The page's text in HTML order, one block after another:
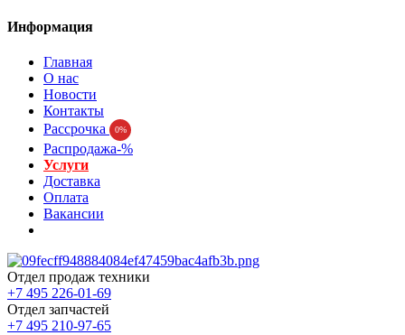
Информация
Главная
О нас
Новости
Контакты
Рассрочка
0%
Распродажа-%
Услуги
Доставка
Оплата
Вакансии
Отдел продаж техники
+7 495 226-01-69
Отдел запчастей
+7 495 210-97-65